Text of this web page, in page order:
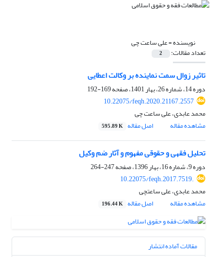
نویسنده =علی ساعت چی
تعداد مقالات: 2
تاثیر زوال سمت نماینده بر وکالت اعطایی
دوره 14، شماره 26، بهار 1401، صفحه
169-192
10.22075/feqh.2020.21167.2557
محمد عابدی، علی ساعت چی
مشاهده مقاله
اصل مقاله 595.89 K
تحلیل فقهی و حقوقی مفهوم و آثار ضم وکیل
دوره 9، شماره 16، بهار 1396، صفحه
247-264
10.22075/feqh.2017.7519.
محمد عابدی، علی ساعتچی
مشاهده مقاله
اصل مقاله 196.44 K
مقالات آماده انتشار